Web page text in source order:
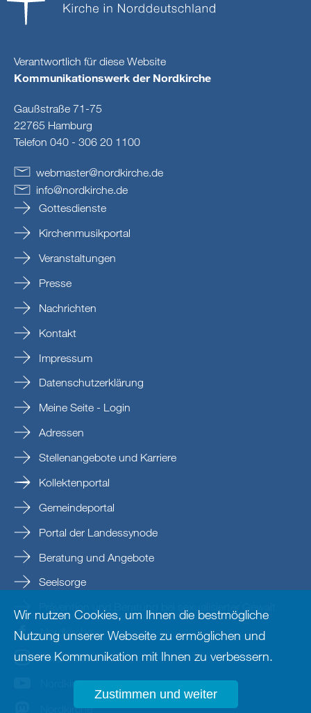
Verantwortlich für diese Website
Kommunikationswerk der Nordkirche
Gaußstraße 71-75
22765 Hamburg
Telefon 040 - 306 20 1100
webmaster@nordkirche de
info@nordkirche.de
Gottesdienste
Kirchenmusikportal
Veranstaltungen
Presse
Nachrichten
Kontakt
Impressum
Datenschutzerklärung
Meine Seite - Login
Adressen
Stellenangebote und Karriere
Kollektenportal
Gemeindeportal
Portal der Landessynode
Beratung und Angebote
Seelsorge
Nordkirche
nordkirche
Nordkirche
Nordkirche
Wir nutzen Cookies, um Ihnen die bestmögliche
Nutzung unserer Webseite zu ermöglichen und
unsere Kommunikation mit Ihnen zu verbessern.
Zustimmen und weiter